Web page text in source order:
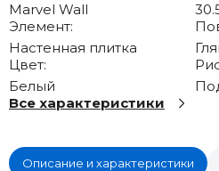
Marvel Wall
Элемент:
Настенная плитка
Цвет:
Белый
Все характеристики
Описание и характеристики